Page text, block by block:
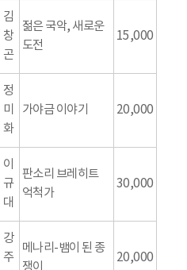
김
창
곤
젊은 국악, 새로운
도전
15,000
정
미
화
가야금 이야기 20,000
이
규
대
판소리 브레히트
억척가
30,000
강
주
메나리-뱀이 된 종
쟁이
20,000